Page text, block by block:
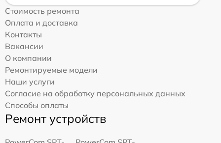
Стоимость ремонта
Оплата и доставка
Контакты
Вакансии
О компании
Ремонтируемые модели
Наши услуги
Согласие на обработку персональных данных
Способы оплаты
Ремонт устройств